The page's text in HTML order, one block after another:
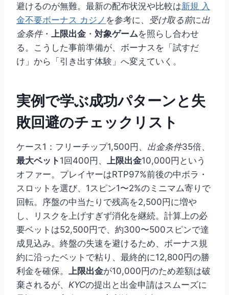
避けるのが無難。最新の配布状況や比較は新規 入
金不要ボーナス カジノ を参考に、 受け取る前に出
金条件・ 上限出金 ・ 対象ゲームを照らし合わせ
る。こうした事前準備が、ボーナスを「試すだ
け」から「引き出す体験」へ変えていく。
実例で学ぶ成功パターンと失
敗回避のチェックリスト
ケース1：フリーチップ1,500円、 出金条件35倍、
最大ベット 1回400円、 上限出金10,000円という
オファー。プレイヤーはRTP97%前後の中ボラ・
スロットを選び、1スピン1〜2%のミニマム寄りで
回転。序盤の中当たりで残高を2,500円に増や
し、リスクを上げすぎず消化を継続。計算上の必
要ベットは52,500円で、約300〜500スピンで達
成見込み。終盤の失速を避けるため、ボーナス規
約に沿ったベットで粘り、最終的に12,800円の勝
利金を確保。
上限出金が10,000円のため差額は破
棄されるが、 KYCの提出と出金申請はスムーズに